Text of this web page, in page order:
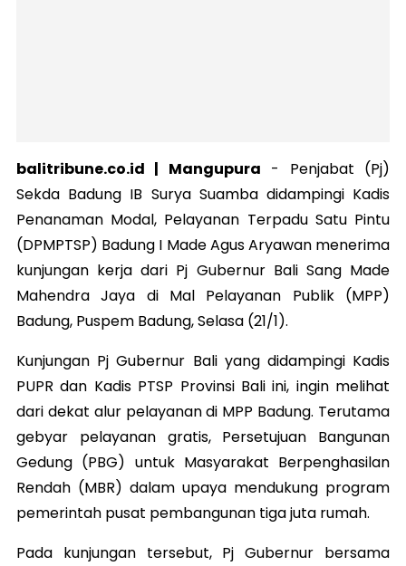
balitribune.co.id | Mangupura - Penjabat (Pj)
Sekda Badung IB Surya Suamba didampingi Kadis
Penanaman Modal, Pelayanan Terpadu Satu Pintu
(DPMPTSP) Badung I Made Agus Aryawan menerima
kunjungan kerja dari Pj Gubernur Bali Sang Made
Mahendra Jaya di Mal Pelayanan Publik (MPP)
Badung, Puspem Badung, Selasa (21/1).
Kunjungan Pj Gubernur Bali yang didampingi Kadis
PUPR dan Kadis PTSP Provinsi Bali ini, ingin melihat
dari dekat alur pelayanan di MPP Badung. Terutama
gebyar pelayanan gratis, Persetujuan Bangunan
Gedung (PBG) untuk Masyarakat Berpenghasilan
Rendah (MBR) dalam upaya mendukung program
pemerintah pusat pembangunan tiga juta rumah.
Pada kunjungan tersebut, Pj Gubernur bersama